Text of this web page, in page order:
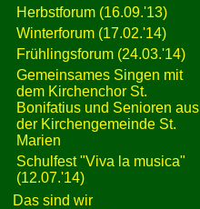
Herbstforum (16.09.'13)
Winterforum (17.02.'14)
Frühlingsforum (24.03.'14)
Gemeinsames Singen mit
dem Kirchenchor St.
Bonifatius und Senioren aus
der Kirchengemeinde St.
Marien
Schulfest "Viva la musica"
(12.07.'14)
Das sind wir